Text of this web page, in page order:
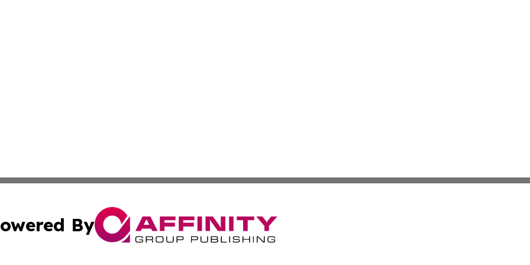
By